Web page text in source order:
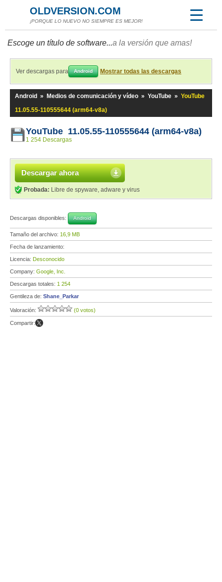
OLDVERSION.COM
¡PORQUE LO NUEVO NO SIEMPRE ES MEJOR!
Escoge un título de software...a la versión que amas!
Ver descargas para Android Mostrar todas las descargas
Android » Medios de comunicación y vídeo » YouTube » YouTube
11.05.55-110555644 (arm64-v8a)
YouTube 11.05.55-110555644 (arm64-v8a)
1 254 Descargas
Descargar ahora
Probada: Libre de spyware, adware y virus
Descargas disponibles: Android
Tamaño del archivo: 16,9 MB
Fecha de lanzamiento:
Licencia: Desconocido
Company: Google, Inc.
Descargas totales: 1 254
Gentileza de: Shane_Parkar
Valoración: (0 votos)
Compartir: